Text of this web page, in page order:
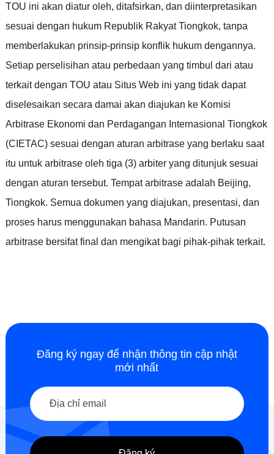
TOU ini akan diatur oleh, ditafsirkan, dan diinterpretasikan
sesuai dengan hukum Republik Rakyat Tiongkok, tanpa
memberlakukan prinsip-prinsip konflik hukum dengannya.
Setiap perselisihan atau perbedaan yang timbul dari atau
terkait dengan TOU atau Situs Web ini yang tidak dapat
diselesaikan secara damai akan diajukan ke Komisi
Arbitrase Ekonomi dan Perdagangan Internasional Tiongkok
(CIETAC) sesuai dengan aturan arbitrase yang berlaku saat
itu untuk arbitrase oleh tiga (3) arbiter yang ditunjuk sesuai
dengan aturan tersebut. Tempat arbitrase adalah Beijing,
Tiongkok. Semua dokumen yang diajukan, presentasi, dan
proses harus menggunakan bahasa Mandarin. Putusan
arbitrase bersifat final dan mengikat bagi pihak-pihak terkait.
Đăng ký ngay để nhận thông tin cập nhật
mới nhất